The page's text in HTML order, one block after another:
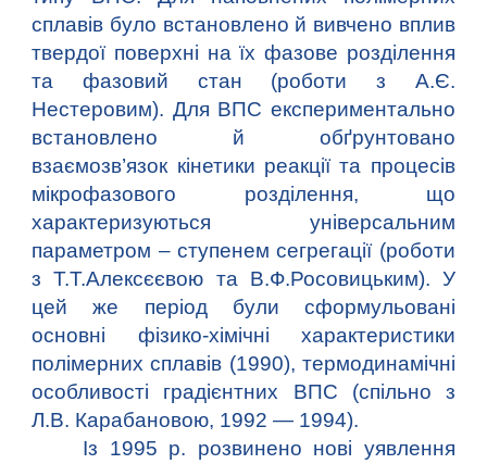
сплавів було встановлено й вивчено вплив
твердої поверхні на їх фазове розділення
та фазовий стан (роботи з А.Є.
Нестеровим). Для ВПС експериментально
встановлено й обґрунтовано
взаємозв’язок кінетики реакції та процесів
мікрофазового розділення, що
характеризуються універсальним
параметром – ступенем сегрегації (роботи
з Т.Т.Алексєєвою та В.Ф.Росовицьким). У
цей же період були сформульовані
основні фізико-хімічні характеристики
полімерних сплавів (1990), термодинамічні
особливості градієнтних ВПС (спільно з
Л.В. Карабановою, 1992 — 1994).
Із 1995 р. розвинено нові уявлення